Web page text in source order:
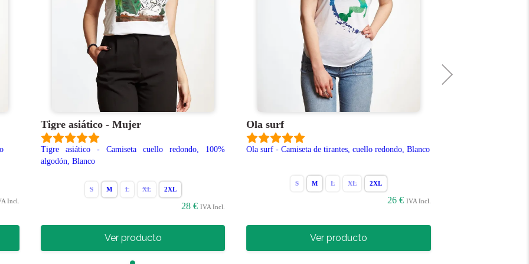
Incl.
Tigre asiático - Mujer
Tigre asiático - Camiseta cuello redondo, 100%
algodón, Blanco
S M L XL
2XL
28 € IVA Incl.
Ver producto
Ola surf
Ola surf - Camiseta de tirantes, cuello redondo, Blanco
S M L XL
2XL
26 € IVA Incl.
Ver producto